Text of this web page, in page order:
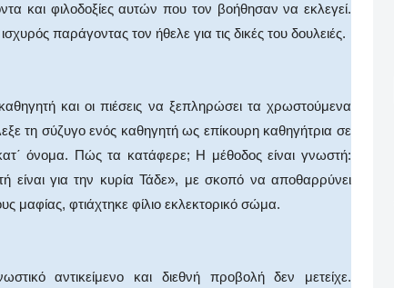
και φιλοδοξίες αυτών που τον βοήθησαν να εκλεγεί.
παράγοντας τον ήθελε για τις δικές του δουλειές.
και οι πιέσεις να ξεπληρώσει τα χρωστούμενα
τη σύζυγο ενός καθηγητή ως επίκουρη καθηγήτρια σε
όνομα. Πώς τα κατάφερε; Η μέθοδος είναι γνωστή:
για την κυρία Τάδε», με σκοπό να αποθαρρύνει
μαφίας, φτιάχτηκε φίλιο εκλεκτορικό σώμα.
αντικείμενο και διεθνή προβολή δεν μετείχε.